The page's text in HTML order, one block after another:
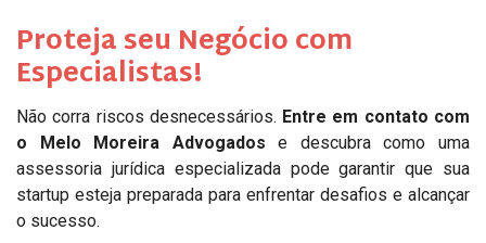
Proteja seu Negócio com
Especialistas!
Não corra riscos desnecessários. Entre em contato com
o Melo Moreira Advogados e descubra como uma
assessoria jurídica especializada pode garantir que sua
startup esteja preparada para enfrentar desafios e alcançar
o sucesso.